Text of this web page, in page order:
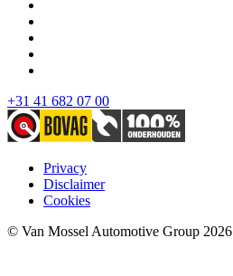
+31 41 682 07 00
Privacy
Disclaimer
Cookies
© Van Mossel Automotive Group 2026